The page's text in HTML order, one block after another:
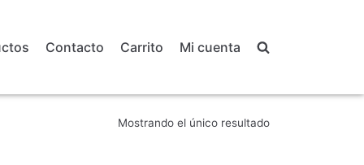
Contacto Carrito Mi cuenta
Mostrando el único resultado